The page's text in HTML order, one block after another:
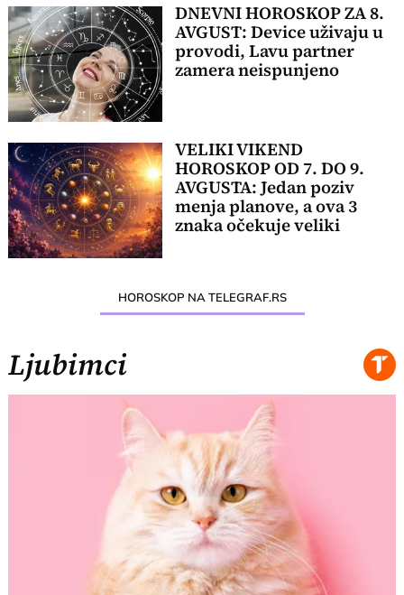
DNEVNI HOROSKOP ZA 8.
AVGUST: Device uživaju u
provodi, Lavu partner
zamera neispunjeno
VELIKI VIKEND
HOROSKOP OD 7. DO 9.
AVGUSTA: Jedan poziv
menja planove, a ova 3
znaka očekuje veliki
HOROSKOP NA TELEGRAF.RS
Ljubimci